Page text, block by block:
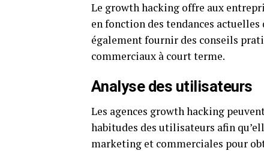
Le growth hacking offre aux
en fonction des tendances
également fournir des conseils
commerciaux à court terme.
Analyse des utilisateurs
Les agences growth hacking
habitudes des utilisateurs afin
marketing et commerciales pour